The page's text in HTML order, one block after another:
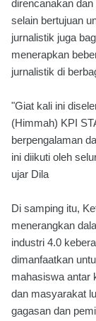
direncanakan
selain bertujuan
jurnalistik juga
menerapkan
jurnalistik di
"Giat kali ini
(Himmah) KPI
berpengalaman
ini diikuti oleh
ujar Dila
Di samping itu,
menerangkan
industri 4.0
dimanfaatkan
mahasiswa antar
dan masyarakat
gagasan dan